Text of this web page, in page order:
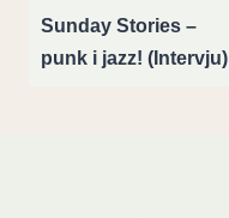
navigation
Sunday Stories –
punk i jazz! (Intervju)